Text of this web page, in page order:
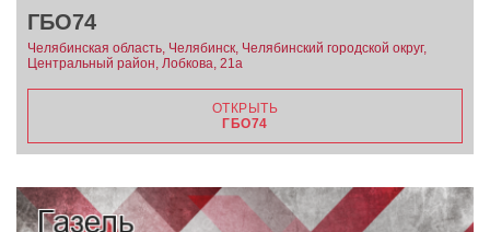
ГБО74
Челябинская область, Челябинск, Челябинский городской округ,
Центральный район, Лобкова, 21а
ОТКРЫТЬ
ГБО74